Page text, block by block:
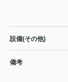
設備(その他)
備考